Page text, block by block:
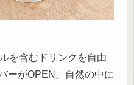
を含むドリンクを自由
ーがOPEN。自然の中に